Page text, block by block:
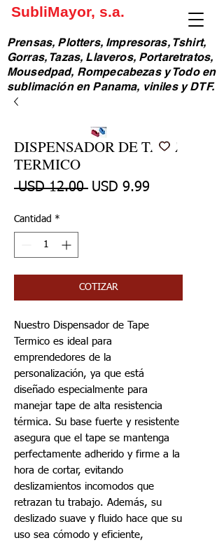
SubliMayor, s.a.
Prensas, Plotters, Impresoras, Tshirt,
Gorras, Tazas, Llaveros, Portaretratos,
Mousedpad, Rompecabezas y Todo en
sublimación en Panama, viniles y DTF.
DISPENSADOR DE TAPE
TERMICO
USD 12.00 Precio
USD 9.99
Cantidad *
COTIZAR
Nuestro Dispensador de Tape
Termico es ideal para
emprendedores de la
personalización, ya que está
diseñado especialmente para
manejar tape de alta resistencia
térmica. Su base fuerte y resistente
asegura que el tape se mantenga
perfectamente adherido y firme a la
hora de cortar, evitando
deslizamientos incomodos que
retrazan tu trabajo. Además, su
deslizado suave y fluido hace que su
uso sea cómodo y eficiente,